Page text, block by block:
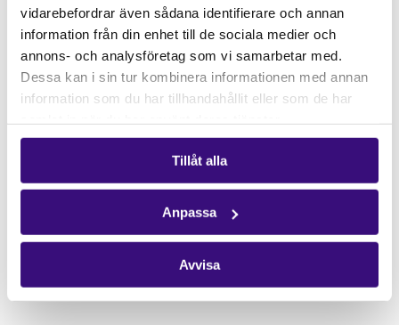
vidarebefordrar även sådana identifierare och annan
information från din enhet till de sociala medier och
annons- och analysföretag som vi samarbetar med.
Dessa kan i sin tur kombinera informationen med annan
information som du har tillhandahållit eller som de har
Tillåt alla
Anpassa
Avvisa
Hitta kontaktperson
Pressrum
Följ oss
Facebook
Instagram
Få vårt nyhetsbrev